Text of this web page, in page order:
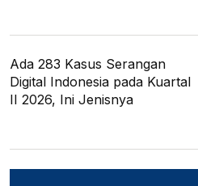
Ada 283 Kasus Serangan
Digital Indonesia pada Kuartal
II 2026, Ini Jenisnya